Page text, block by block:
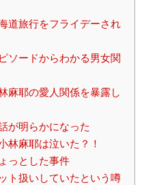
道旅行をフライデーされ
ソードからわかる男女関
麻耶の愛人関係を暴露し
が明らかになった
林麻耶は泣いた？！
っとした事件
ト扱いしていたという噂